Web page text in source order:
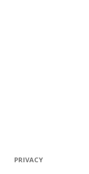
PRIVACY